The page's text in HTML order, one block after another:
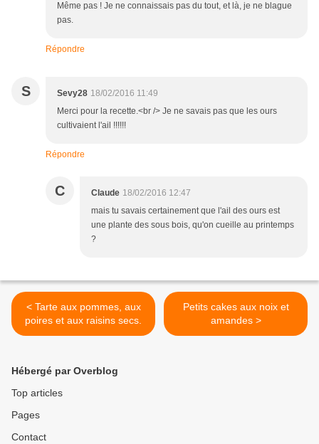
Même pas ! Je ne connaissais pas du tout, et là, je ne blague
pas.
Répondre
S Sevy28 18/02/2016 11:49
Merci pour la recette.<br /> Je ne savais pas que les ours
cultivaient l'ail !!!!!!
Répondre
C Claude 18/02/2016 12:47
mais tu savais certainement que l'ail des ours est
une plante des sous bois, qu'on cueille au printemps
?
< Tarte aux pommes, aux
poires et aux raisins secs.
Petits cakes aux noix et
amandes >
Hébergé par Overblog
Top articles
Pages
Contact